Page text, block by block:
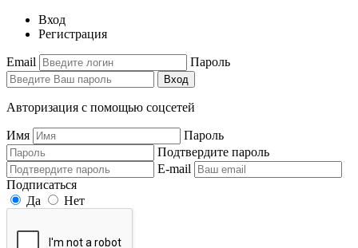
Вход
Регистрация
Email Пароль
Вход
Авторизация с помощью соцсетей
Имя
Пароль
Подтвердите пароль
E-mail
Подписаться
Да
Нет